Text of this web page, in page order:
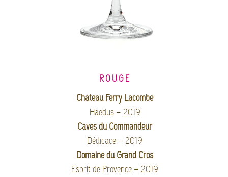
ROUGE
Château Ferry Lacombe
Haedus – 2019
Caves du Commandeur
Dédicace – 2019
Domaine du Grand Cros
Esprit de Provence – 2019